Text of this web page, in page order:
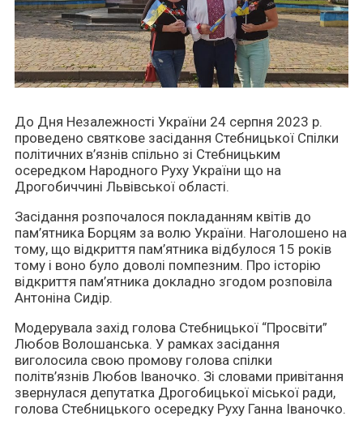
До Дня Незалежності України 24 серпня 2023 р.
проведено святкове засідання Стебницької Спілки
політичних в’язнів спільно зі Стебницьким
осередком Народного Руху України що на
Дрогобиччині Львівської області.
Засідання розпочалося покладанням квітів до
пам’ятника Борцям за волю України. Наголошено на
тому, що відкриття пам’ятника відбулося 15 років
тому і воно було доволі помпезним. Про історію
відкриття пам’ятника докладно згодом розповіла
Антоніна Сидір.
Модерувала захід голова Стебницької “Просвіти”
Любов Волошанська. У рамках засідання
виголосила свою промову голова спілки
політв’язнів Любов Іваночко. Зі словами привітання
звернулася депутатка Дрогобицької міської ради,
голова Стебницького осередку Руху Ганна Іваночко.